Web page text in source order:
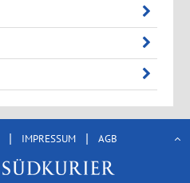
| IMPRESSUM | AGB